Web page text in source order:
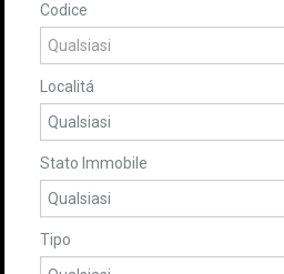
Codice
Localitá
Stato Immobile
Tipo